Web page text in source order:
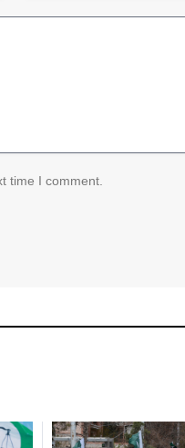
time I comment.